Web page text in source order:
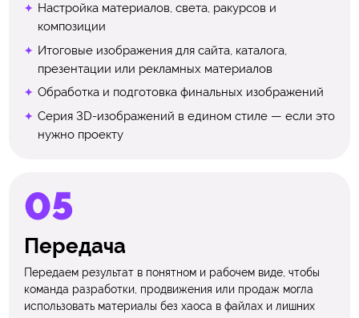
Настройка материалов, света, ракурсов и
композиции
Итоговые изображения для сайта, каталога,
презентации или рекламных материалов
Обработка и подготовка финальных изображений
Серия 3D-изображений в едином стиле — если это
нужно проекту
Передача
Передаем результат в понятном и рабочем виде, чтобы
команда разработки, продвижения или продаж могла
использовать материалы без хаоса в файлах и лишних